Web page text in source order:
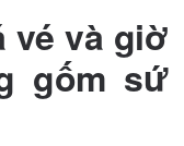
vé và giờ
gốm sứ